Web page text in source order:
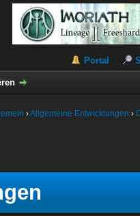
Portal
›Allgemeine Entwicklungen ›